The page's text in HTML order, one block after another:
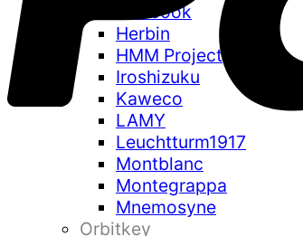
Flexbook
Herbin
HMM Project
Iroshizuku
Kaweco
LAMY
Leuchtturm1917
Montblanc
Montegrappa
Mnemosyne
Orbitkey